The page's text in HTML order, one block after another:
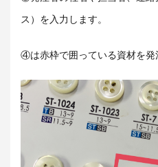
ス）を入力します。
④は赤枠で囲っている資材を発